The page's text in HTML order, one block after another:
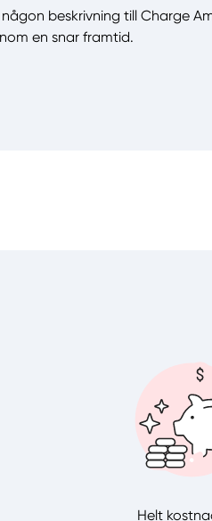
beskrivning till Charge
en snar framtid.
Helt